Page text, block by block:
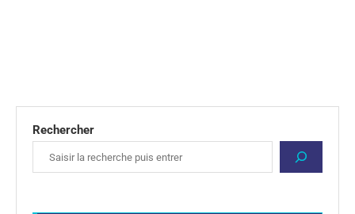
Rechercher